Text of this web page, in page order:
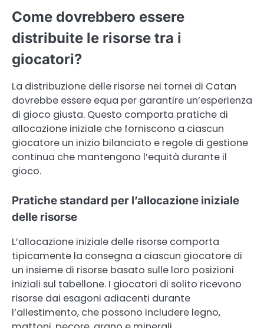
Come dovrebbero essere
distribuite le risorse tra i
giocatori?
La distribuzione delle risorse nei tornei di Catan
dovrebbe essere equa per garantire un’esperienza
di gioco giusta. Questo comporta pratiche di
allocazione iniziale che forniscono a ciascun
giocatore un inizio bilanciato e regole di gestione
continua che mantengono l’equità durante il
gioco.
Pratiche standard per l’allocazione iniziale
delle risorse
L’allocazione iniziale delle risorse comporta
tipicamente la consegna a ciascun giocatore di
un insieme di risorse basato sulle loro posizioni
iniziali sul tabellone. I giocatori di solito ricevono
risorse dai esagoni adiacenti durante
l’allestimento, che possono includere legno,